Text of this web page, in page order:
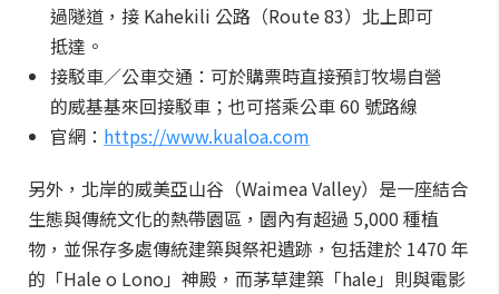
過隧道，接 Kahekili 公路（Route 83）北上即可
抵達。
接駁車／公車交通：可於購票時直接預訂牧場自營
的威基基來回接駁車；也可搭乘公車 60 號路線
官網： https://www.kualoa.com
另外，北岸的威美亞山谷（Waimea Valley）是一座結合
生態與傳統文化的熱帶園區，園內有超過 5,000 種植
物，並保存多處傳統建築與祭祀遺跡，包括建於 1470 年
的「Hale o Lono」神殿，而茅草建築「hale」則與電影